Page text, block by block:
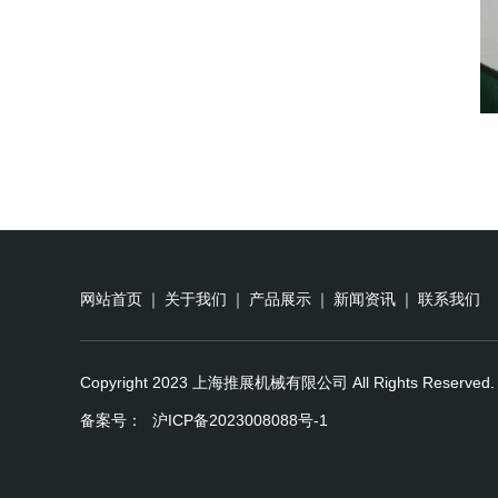
网站首页 ｜ 关于我们 ｜ 产品展示 ｜ 新闻资讯 ｜ 联系我们
Copyright 2023 上海推展机械有限公司 All Rights Reserved.
备案号： 沪ICP备2023008088号-1